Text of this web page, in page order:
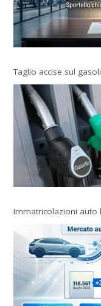
Taglio accise sul
Immatricolazioni auto